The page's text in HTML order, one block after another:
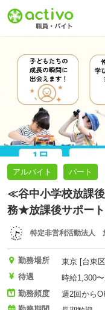
基本情報 募集詳細
アルバイト パート
≪谷中小学校放課
務★放課後サポー
特定非営利活動法人
勤務場所
東京 [台東
待遇
時給1,300
勤務頻度
週2回から